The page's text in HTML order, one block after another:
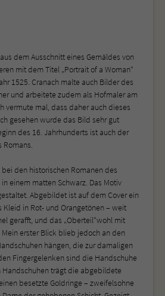
dem Ausschnitt eines Gemäldes von
mit dem Titel „Portrait of a Woman“
1525. Cranach malte auch Bilder des
und arbeitete zudem als Hofmaler am
vermute mal, dass daher auch dieses
gesehen wurde das Bild sehr gut
des 16. Jahrhunderts ist auch der
Romans.
den historischen Romanen des
einem matten Schwarz. Das Motiv
Abgebildet ist auf dem Cover ein
in Rot- und Orangetönen – weit
gerafft, und das „Oberteil“wohl mit
erster Blick blieb jedoch an den
hängen, die zur damaligen
Fingergelenken sind die Handschuhe
trägt die abgebildete
besetzte Goldringe – zweifelsohne